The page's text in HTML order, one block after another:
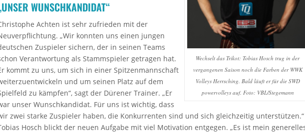
Wechselt das Trikot: Tobias Hosch trug in der
vergangenen Saison noch die Farben der WWK
Volleys Herrsching. Bald läuft er für die SWD
powervolleys auf. Foto: VBL/Stegemann
WUNSCHKANDIDAT“
Achten ist sehr zufrieden mit der
„Wir konnten uns einen jungen
Zuspieler sichern, der in seinen Teams
Verantwortung als Stammspieler getragen hat.
kommt zu uns, um sich in einer Spitzenmannschaft
und um seinen Platz auf dem
zu kämpfen“, sagt der Dürener Trainer. „Er
unser Wunschkandidat. Für uns ist wichtig, dass
zwei starke Zuspieler haben, die Konkurrenten sind und sich gleichzeitig unterstützen.“
Hosch blickt der neuen Aufgabe mit viel Motivation entgegen. „Es ist mein